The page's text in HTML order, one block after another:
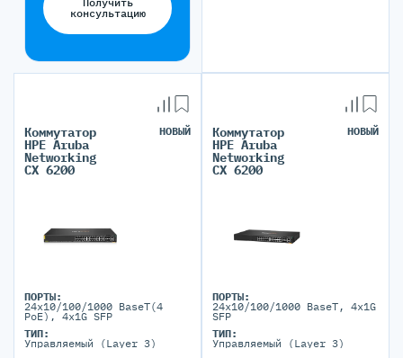
консультацию
Коммутатор
HPE Aruba
Networking
CX 6200
НОВЫЙ
ПОРТЫ:
24x10/100/1000 BaseT(4
PoE), 4x1G SFP
ТИП:
Управляемый (Layer 3)
Коммутатор
HPE Aruba
Networking
CX 6200
НОВЫЙ
ПОРТЫ:
24x10/100/1000 BaseT, 4x1G
SFP
ТИП:
Управляемый (Layer 3)